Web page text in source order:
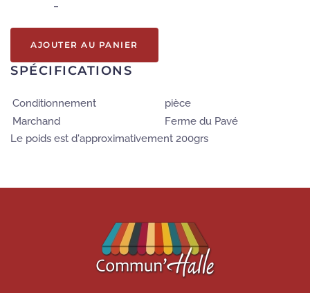
–
AJOUTER AU PANIER
SPÉCIFICATIONS
Conditionnement
pièce
Marchand
Ferme du Pavé
Le poids est d'approximativement 200grs